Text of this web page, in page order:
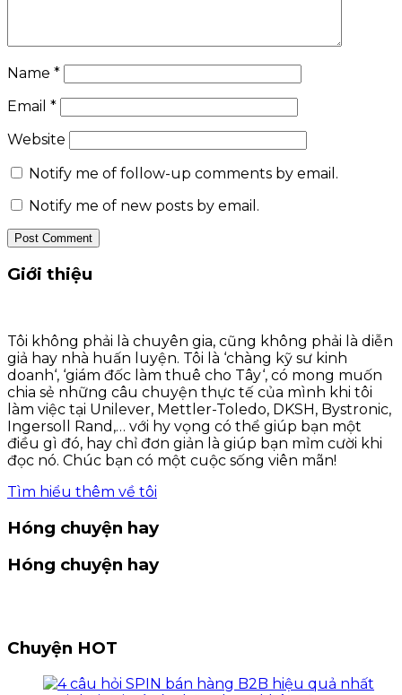
Name *
Email *
Website
Notify me of follow-up comments by email.
Notify me of new posts by email.
Giới thiệu
Tôi không phải là chuyên gia, cũng không phải là diễn
giả hay nhà huấn luyện. Tôi là ‘chàng kỹ sư kinh
doanh‘, ‘giám đốc làm thuê cho Tây‘, có mong muốn
chia sẻ những câu chuyện thực tế của mình khi tôi
làm việc tại Unilever, Mettler-Toledo, DKSH, Bystronic,
Ingersoll Rand,… với hy vọng có thể giúp bạn một
điều gì đó, hay chỉ đơn giản là giúp bạn mỉm cười khi
đọc nó. Chúc bạn có một cuộc sống viên mãn!
Tìm hiểu thêm về tôi
Hóng chuyện hay
Hóng chuyện hay
Chuyện HOT